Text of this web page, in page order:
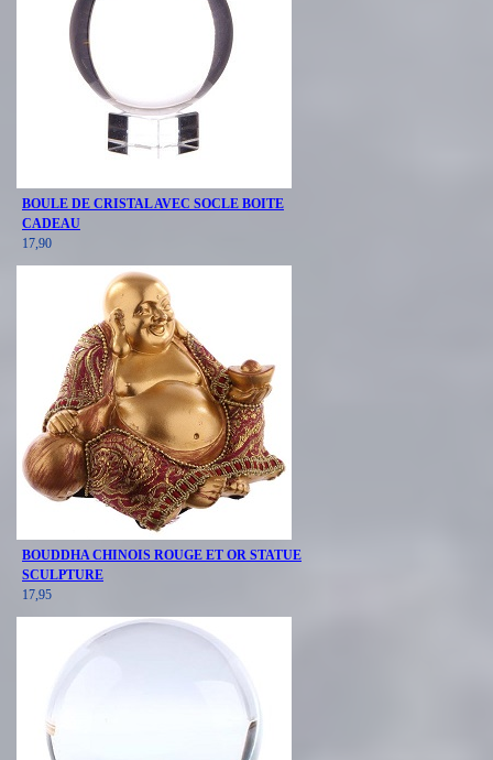
BOULE DE CRISTAL AVEC SOCLE BOITE
CADEAU
17,90
BOUDDHA CHINOIS ROUGE ET OR STATUE
SCULPTURE
17,95